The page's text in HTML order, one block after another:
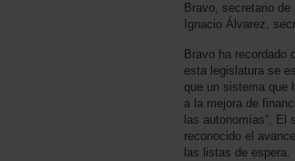
Bravo, secretario
Ignacio Álvarez,
Bravo ha recordado
esta legislatura se
que un sistema que
a la mejora de
las autonomías”.
reconocido el
las listas de